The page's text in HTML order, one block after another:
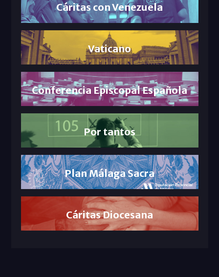
Cáritas con Venezuela
Vaticano
Conferencia Episcopal Española
Por tantos
Plan Málaga Sacra
Cáritas Diocesana